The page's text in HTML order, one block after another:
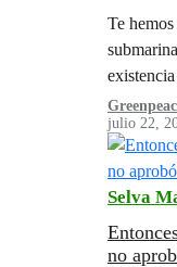
Te
especies
impacta
julio 22,
Selva
no